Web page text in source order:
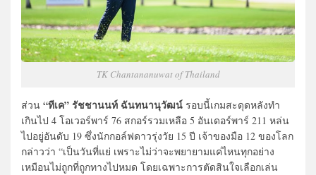
TK Chantananuwat of Thailand
ส่วน “ทีเค” รัชชานนท์ ฉันทนานุวัฒน์ รอบนี้เกมสะดุดหลังทำ
เกินไป 4 โอเวอร์พาร์ 76 สกอร์รวมเหลือ 5 อันเดอร์พาร์ 211 หล่น
ไปอยู่อันดับ 19 ซึ่งนักกอล์ฟดาวรุ่งวัย 15 ปี เจ้าของมือ 12 ของโลก
กล่าวว่า “เป็นวันที่แย่ เพราะไม่ว่าจะพยายามแค่ไหนทุกอย่าง
เหมือนไม่ถูกที่ถูกทางไปหมด โดยเฉพาะการตัดสินใจเลือกเล่น